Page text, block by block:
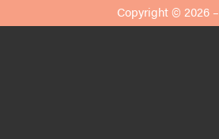
Copyright © 2026 –